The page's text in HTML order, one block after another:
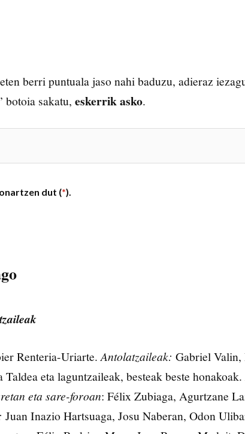
berri puntuala jaso nahi baduzu, adieraz
botoia sakatu,eskerrik asko.
onartzen dut (*).
Renteria-Uriarte.Antolatzaileak: Gabriel
Taldea eta laguntzaileak, besteak beste honakoak.
eta sare-foroan: Félix Zubiaga, Agurtzane
Juan Inazio Hartsuaga, Josu Naberan, Odon